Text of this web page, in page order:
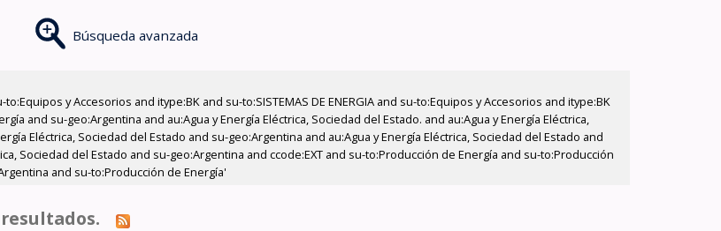
Búsqueda avanzada
y Accesorios and itype:BK and su-to:SISTEMAS DE ENERGIA and su-to:Equipos y Accesorios and itype:BK
and su-geo:Argentina and au:Agua y Energía Eléctrica, Sociedad del Estado. and au:Agua y Energía Eléctrica,
Eléctrica, Sociedad del Estado and su-geo:Argentina and au:Agua y Energía Eléctrica, Sociedad del Estado and
Sociedad del Estado and su-geo:Argentina and ccode:EXT and su-to:Producción de Energía and su-to:Producción
and su-to:Producción de Energía'